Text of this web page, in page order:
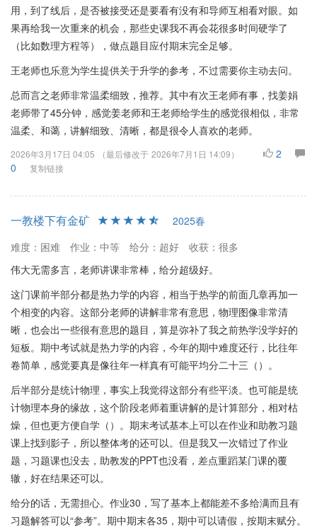
用，到了线后，是否被接受还是要看有没有和导师互相看对眼。如
果再给我一次重来的机会，那些史课我不再会花很多时间硬学了
（比如数理方程等），做点题目应付期末完全足够。
王老师也乐意为学生提供关于升学的参考，不过需要你主动去问。
总而言之老师非常温柔细致，推荐。其中有次王老师有事，找姜娟
老师带了45分钟，感觉姜老师和王老师给学生的感觉很相似，非常
温柔、和蔼，讲解细致、清晰，都是很令人喜欢的老师。
2026年3月17日 04:05 （最后修改于 2026年7月1日 14:09）
2
0
复制链接
一教楼下有金矿
2025春
难度：困难
作业：中等 给分：超好
收获：很多
伟大无需多言，老师讲课非常棒，给分超级好。
这门课前半部分都是热力学的内容，相当于热学的前面几章再加一
个相变的内容。这部分老师的讲解非常有意思，物理图像非常清
晰，也会出一些很有意思的题目，算是弥补了我之前热学没学好的
短板。期中考试就是热力学的内容，今年的期中难度还行，比往年
卷简单，感觉要真是像往年一样真有可能平均分二十三（）。
后半部分是统计物理，事实上我觉得这部分有些平淡。也可能是统
计物理本身的缘故，这个阶段老师着重讲解的是计算部分，相对枯
燥，但也更方便自学（）。期末考试基本上可以在作业和助教习题
课上找到影子，所以整体考的还可以。但是我又一次错过了作业
题，习题课也没去，助教发的PPT也没看，差点重蹈某门课的覆
辙，好在结果还可以。
给分的话，无需担心。作业30，写了基本上都能差不多给满而且有
习题解答可以“参考”。期中期末各35，期中可以请假，按期末赋分。